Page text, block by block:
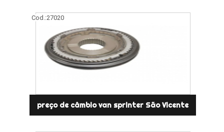
Cod.:27020
preço de câmbio van sprinter São Vicente